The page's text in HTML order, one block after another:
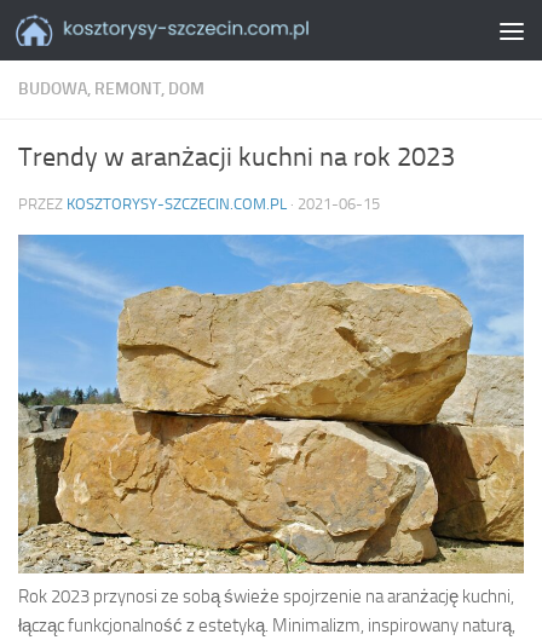
Skip to content
BUDOWA, REMONT, DOM
Trendy w aranżacji kuchni na rok 2023
PRZEZ KOSZTORYSY-SZCZECIN.COM.PL · 2021-06-15
Rok 2023 przynosi ze sobą świeże spojrzenie na aranżację kuchni,
łącząc funkcjonalność z estetyką. Minimalizm, inspirowany naturą,